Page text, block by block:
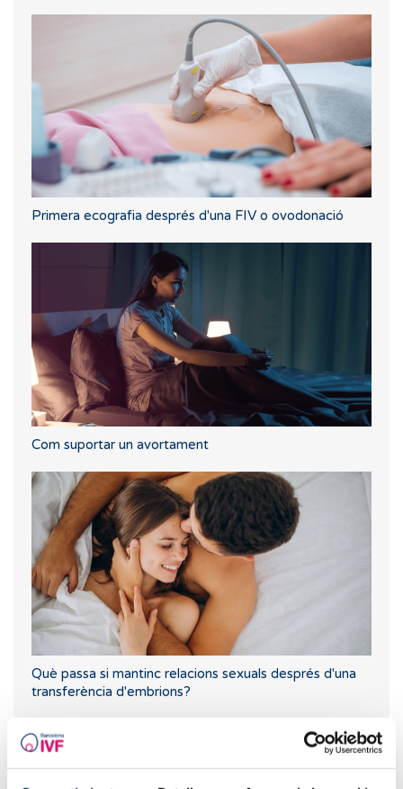
Primera ecografia després d'una FIV o ovodonació
Com suportar un avortament
Què passa si mantinc relacions sexuals després d'una
transferència d'embrions?